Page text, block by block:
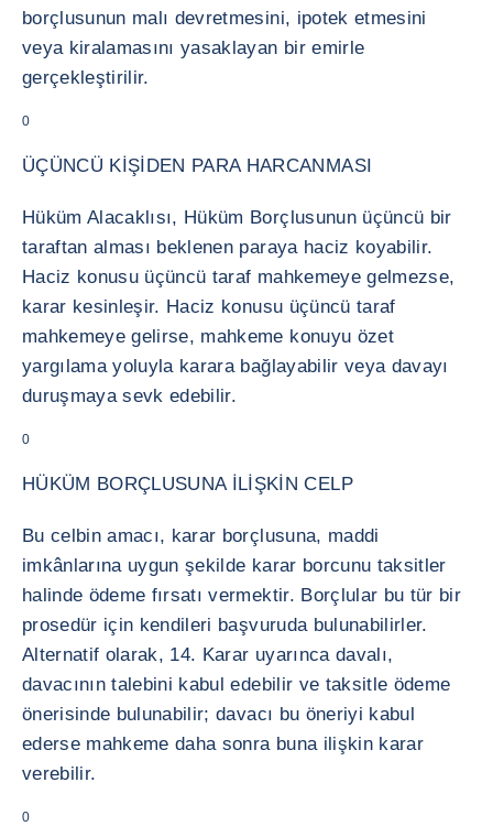
borçlusunun malı devretmesini, ipotek etmesini
veya kiralamasını yasaklayan bir emirle
gerçekleştirilir.
0
ÜÇÜNCÜ KİŞİDEN PARA HARCANMASI
Hüküm Alacaklısı, Hüküm Borçlusunun üçüncü bir
taraftan alması beklenen paraya haciz koyabilir.
Haciz konusu üçüncü taraf mahkemeye gelmezse,
karar kesinleşir. Haciz konusu üçüncü taraf
mahkemeye gelirse, mahkeme konuyu özet
yargılama yoluyla karara bağlayabilir veya davayı
duruşmaya sevk edebilir.
0
HÜKÜM BORÇLUSUNA İLİŞKİN CELP
Bu celbin amacı, karar borçlusuna, maddi
imkânlarına uygun şekilde karar borcunu taksitler
halinde ödeme fırsatı vermektir. Borçlular bu tür bir
prosedür için kendileri başvuruda bulunabilirler.
Alternatif olarak, 14. Karar uyarınca davalı,
davacının talebini kabul edebilir ve taksitle ödeme
önerisinde bulunabilir; davacı bu öneriyi kabul
ederse mahkeme daha sonra buna ilişkin karar
verebilir.
0